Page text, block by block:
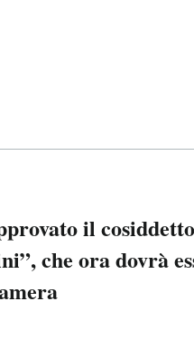
il cosiddetto
che ora dovrà